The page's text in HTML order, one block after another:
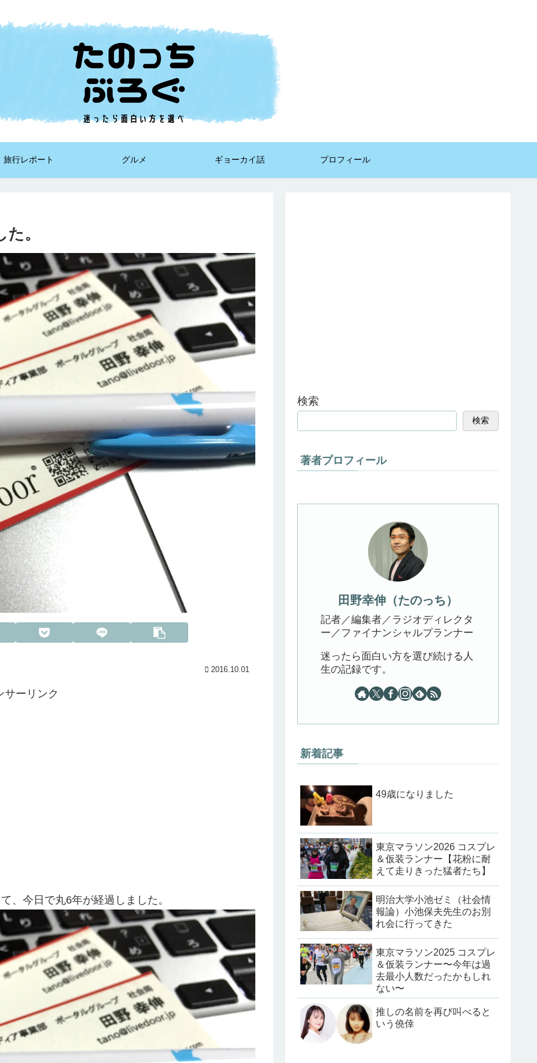
旅行レポート グルメ ギョーカイ話 プロフィール
。
2016.10.01
サーリンク
、今日で丸6年が経過しました。
検索
検索
著者プロフィール
田野幸伸（たのっち）
記者／編集者／ラジオディレクタ
ー／ファイナンシャルプランナー
迷ったら面白い方を選び続ける人
生の記録です。
新着記事
49歳になりました
東京マラソン2026 コスプレ
＆仮装ランナー【花粉に耐
えて走りきった猛者たち】
明治大学小池ゼミ（社会情
報論）小池保夫先生のお別
れ会に行ってきた
東京マラソン2025 コスプレ
＆仮装ランナー〜今年は過
去最小人数だったかもしれ
ない〜
推しの名前を再び叫べると
いう僥倖